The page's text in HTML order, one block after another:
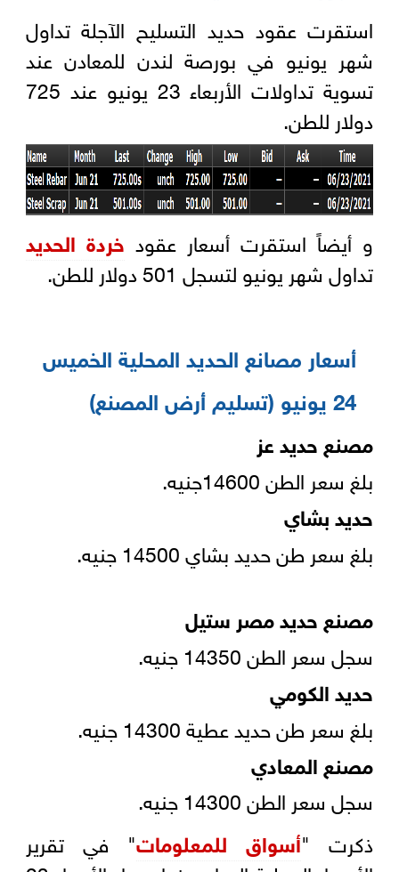
استقرت عقود حديد التسليح الآجلة تداول
شهر يونيو في بورصة لندن للمعادن عند
تسوية تداولات الأربعاء 23 يونيو عند 725
دولار للطن.
و أيضاً استقرت أسعار عقود خردة الحديد
تداول شهر يونيو لتسجل 501 دولار للطن.
أسعار مصانع الحديد المحلية الخميس
24 يونيو (تسليم أرض المصنع)
مصنع حديد عز
بلغ سعر الطن 14600جنيه.
حديد بشاي
بلغ سعر طن حديد بشاي 14500 جنيه.
مصنع حديد مصر ستيل
سجل سعر الطن 14350 جنيه.
حديد الكومي
بلغ سعر طن حديد عطية 14300 جنيه.
مصنع المعادي
سجل سعر الطن 14300 جنيه.
ذكرت "أسواق للمعلومات" في تقرير